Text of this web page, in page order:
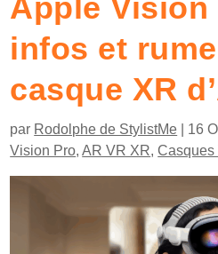
Apple Vision
infos et
casque XR
par Rodolphe de StylistMe 16
Vision Pro,AR VR XR,Casques